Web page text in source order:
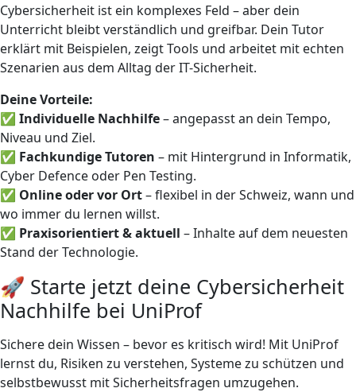
Cybersicherheit ist ein komplexes Feld – aber dein
Unterricht bleibt verständlich und greifbar. Dein Tutor
erklärt mit Beispielen, zeigt Tools und arbeitet mit echten
Szenarien aus dem Alltag der IT-Sicherheit.
Deine Vorteile:
✅ Individuelle Nachhilfe– angepasst an dein Tempo,
Niveau und Ziel.
✅ Fachkundige Tutoren – mit Hintergrund in Informatik,
Cyber Defence oder Pen Testing.
✅ Online oder vor Ort– flexibel in der Schweiz, wann und
wo immer du lernen willst.
✅ Praxisorientiert & aktuell – Inhalte auf dem neuesten
Stand der Technologie.
🚀 Starte jetzt deine Cybersicherheit
Nachhilfe bei UniProf
Sichere dein Wissen – bevor es kritisch wird! Mit UniProf
lernst du, Risiken zu verstehen, Systeme zu schützen und
selbstbewusst mit Sicherheitsfragen umzugehen.